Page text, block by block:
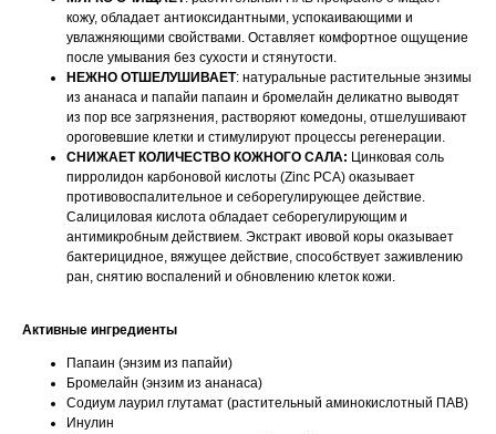
кожу, обладает антиоксидантными, успокаивающими и
увлажняющими свойствами. Оставляет комфортное ощущение
после умывания без сухости и стянутости.
НЕЖНО ОТШЕЛУШИВАЕТ: натуральные растительные энзимы
из ананаса и папайи папаин и бромелайн деликатно выводят
из пор все загрязнения, растворяют комедоны, отшелушивают
ороговевшие клетки и стимулируют процессы регенерации.
СНИЖАЕТ КОЛИЧЕСТВО КОЖНОГО САЛА: Цинковая соль
пирролидон карбоновой кислоты (Zinc PCA) оказывает
противовоспалительное и себорегулирующее действие.
Салициловая кислота обладает себорегулирующим и
антимикробным действием. Экстракт ивовой коры оказывает
бактерицидное, вяжущее действие, способствует заживлению
ран, снятию воспалений и обновлению клеток кожи.
Активные ингредиенты
Папаин (энзим из папайи)
Бромелайн (энзим из ананаса)
Содиум лаурил глутамат (растительный аминокислотный ПАВ)
Инулин